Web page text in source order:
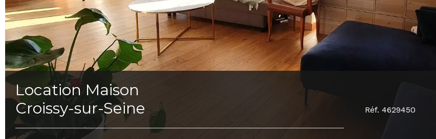
Location Maison
Croissy-sur-Seine
Réf. 4629450